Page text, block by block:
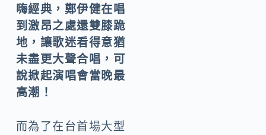
嗨經典，鄭伊健在唱
到激昂之處還雙膝跪
地，讓歌迷看得意猶
未盡更大聲合唱，可
說掀起演唱會當晚最
高潮！
而為了在台首場大型